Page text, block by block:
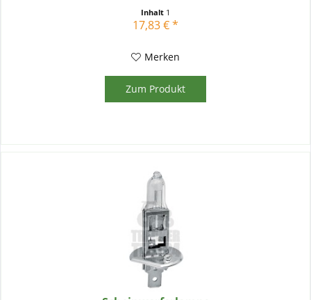
Inhalt 1
17,83 € *
Merken
Zum Produkt